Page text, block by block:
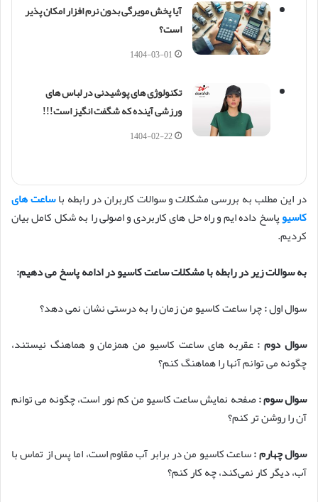
آیا پخش مویرگی بدون نرم افزار امکان پذیر
است؟
1404-03-01
تکنولوژی های پوشیدنی در لباس های
ورزشی آینده که شگفت انگیز است!!!
1404-02-22
در این مطلب به بررسی مشکلات و سوالات کاربران در رابطه باساعت های
کاسیوپاسخ داده ایم و راه حل های کاربردی و اصولی را به شکل کامل بیان
کردیم.
به سوالات زیر در رابطه با مشکلات ساعت کاسیودر ادامه پاسخ می دهیم:
سوال اول:چرا ساعت کاسیو من زمان را به درستی نشان نمی‌ دهد؟
سوال دوم : عقربه ‌های ساعت کاسیو من همزمان و هماهنگ نیستند،
چگونه می ‌توانم آنها را هماهنگ کنم؟
سوال سوم :صفحه نمایش ساعت کاسیو من کم نور است، چگونه می‌ توانم
آن را روشن ‌تر کنم؟
سوال چهارم :ساعت کاسیو من در برابر آب مقاوم است، اما پس از تماس با
آب، دیگر کار نمی‌کند، چه کار کنم؟